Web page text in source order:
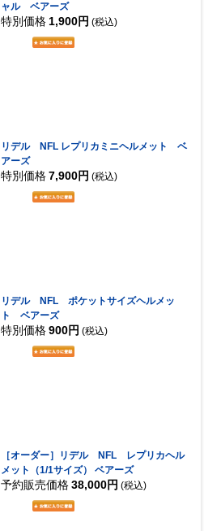
ャル ベアーズ
特別価格 1,900円 (税込)
リデル NFL レプリカミニヘルメット ベ
アーズ
特別価格 7,900円 (税込)
リデル NFL ポケットサイズヘルメッ
ト ベアーズ
特別価格 900円 (税込)
［オーダー］リデル NFL レプリカヘル
メット（1/1サイズ） ベアーズ
予約販売価格 38,000円 (税込)